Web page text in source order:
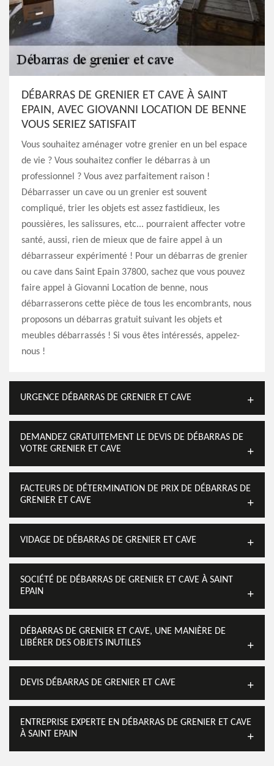
DÉBARRAS DE GRENIER ET CAVE À SAINT
EPAIN, AVEC GIOVANNI LOCATION DE BENNE
VOUS SERIEZ SATISFAIT
Vous souhaitez aménager votre grenier en un bel espace
de vie ? Vous souhaitez confier le débarras à un
professionnel ? Vous avez parfaitement raison !
Débarrasser un cave ou un grenier est souvent
compliqué, trier les objets est assez fastidieux, les
poussières, les salissures, etc... pourraient affecter votre
santé, aussi, rien de mieux que de faire appel à un
débarrasseur expérimenté ! Pour un débarras de grenier
ou cave dans Saint Epain 37800, sachez que vous pouvez
faire appel à Giovanni Location de benne, nous
débarrasserons cette pièce de tous les encombrants, nous
proposons un débarras gratuit suivant les objets et
meubles débarrassés ! Si vous êtes intéressés, appelez-
nous !
URGENCE DÉBARRAS DE GRENIER ET CAVE
DEMANDEZ GRATUITEMENT LE DEVIS DE DÉBARRAS DE
VOTRE GRENIER ET CAVE
FACTEURS DE DÉTERMINATION DE PRIX DE DÉBARRAS DE
GRENIER ET CAVE
VIDAGE DE DÉBARRAS DE GRENIER ET CAVE
SOCIÉTÉ DE DÉBARRAS DE GRENIER ET CAVE À SAINT
EPAIN
DÉBARRAS DE GRENIER ET CAVE, UNE MANIÈRE DE
LIBÉRER DES OBJETS INUTILES
DEVIS DÉBARRAS DE GRENIER ET CAVE
ENTREPRISE EXPERTE EN DÉBARRAS DE GRENIER ET CAVE
À SAINT EPAIN